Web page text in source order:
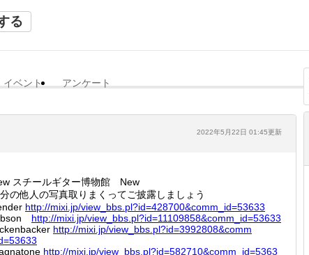
る
イベント アンケート
2022年5月22日 01:45更新
スチールギター博物館 New
の他人の写真取りまくってご披露しましょう
http://mixi.jp/view_bbs.pl?id=428700&comm_ id=53633
http://mixi.jp/view_bbs.pl?id=11109858&comm_id=53633
http://mixi.jp/view_bbs.pl?id=3992808&comm
33
http://mixi.jp/view_bbs.pl?id=582710&comm_ id=5363